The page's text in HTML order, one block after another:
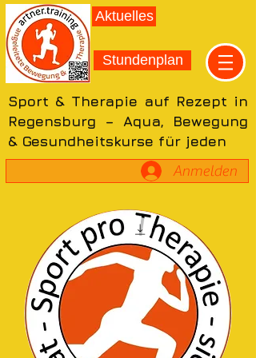
Aktuelles
Stundenplan
Sport & Therapie auf Rezept in
Regensburg – Aqua, Bewegung
& Gesundheitskurse für jeden
Anmelden